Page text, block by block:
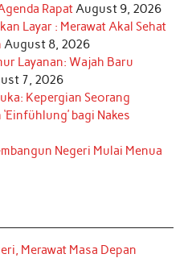
RapatAugust 9, 2026
Layar : Merawat Akal Sehat
August 8, 2026
Layanan: Wajah Baru
7, 2026
Kepergian Seorang
bagi Nakes
Negeri Mulai Menua
Merawat Masa Depan